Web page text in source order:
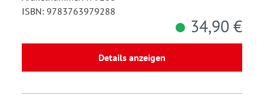
ISBN: 9783763979288
34,90 €
Details anzeigen